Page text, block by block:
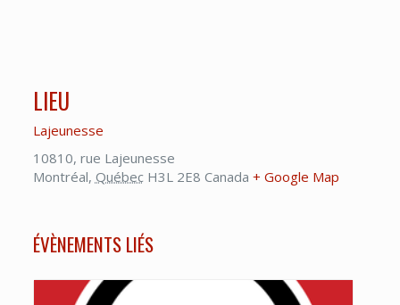
LIEU
Lajeunesse
10810, rue Lajeunesse
Montréal, Québec H3L 2E8 Canada + Google Map
ÉVÈNEMENTS LIÉS